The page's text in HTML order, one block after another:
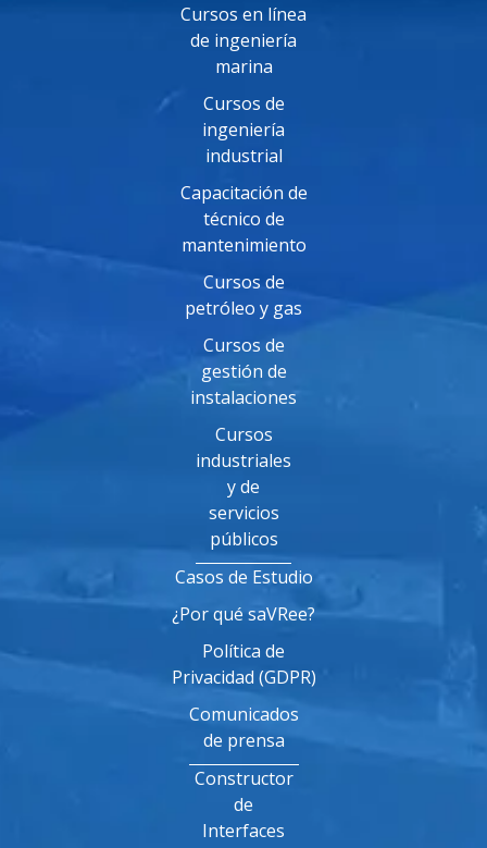
Cursos en línea
de ingeniería
marina
Cursos de
ingeniería
industrial
Capacitación de
técnico de
mantenimiento
Cursos de
petróleo y gas
Cursos de
gestión de
instalaciones
Cursos
industriales
y de
servicios
públicos
Casos de Estudio
¿Por qué saVRee?
Política de
Privacidad (GDPR)
Comunicados
de prensa
Constructor
de
Interfaces